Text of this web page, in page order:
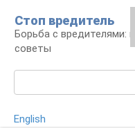
контенту
Стоп вредитель
Борьба с вредителями:
советы
English